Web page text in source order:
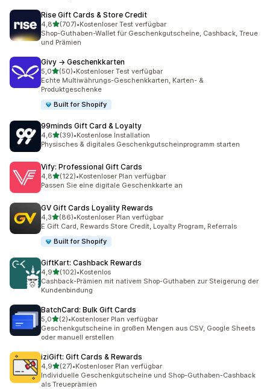
Rise Gift Cards & Store Credit
4,8von 5 Sternen
(707)
707 Rezensionen insgesamt
•Kostenloser Test verfügbar
Shop-Guthaben-Wallet für Geschenkgutscheine, Cashback, Treue
und Prämien
Givy → Geschenkkarten
5,0von 5 Sternen
(50)
50 Rezensionen insgesamt
•Kostenloser Test verfügbar
Echte Multiwährungs-Geschenkkarten, Karten- &
Produktgeschenke
Built for Shopify
99minds Gift Card & Loyalty
4,6von 5 Sternen
(39)
39 Rezensionen insgesamt
•Kostenlose Installation
Physisches & digitales Geschenkgutscheinprogramm starten
Vify: Professional Gift Cards
4,8von 5 Sternen
(122)
122 Rezensionen insgesamt
•Kostenloser Plan verfügbar
Passen Sie eine digitale Geschenkkarte an
GV Gift Cards Loyality Rewards
4,3von 5 Sternen
(86)
86 Rezensionen insgesamt
•Kostenloser Plan verfügbar
E Gift Card, Rewards Store Credit, Loyalty Program, Referrals
Built for Shopify
GiftKart: Cashback Rewards
4,9von 5 Sternen
(102)
102 Rezensionen insgesamt
•Kostenlos
Cashback-Prämien mit nativem Shop-Guthaben zur Steigerung der
Kundenbindung
BatchCard: Bulk Gift Cards
5,0von 5 Sternen
(2)
2 Rezensionen insgesamt
•Kostenloser Plan verfügbar
Geschenkgutscheine in großen Mengen aus CSV, Google Sheets
oder manuell erstellen
iziGift: Gift Cards & Rewards
4,9von 5 Sternen
(27)
27 Rezensionen insgesamt
•Kostenloser Plan verfügbar
Individuelle Geschenkgutscheine und Shop-Guthaben-Cashback
als Treueprämien